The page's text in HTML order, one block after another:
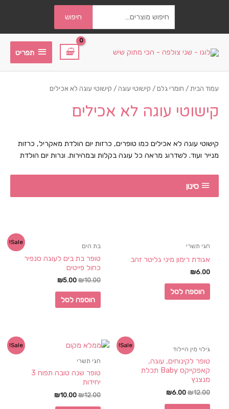
עבור:
חיפוש
תפריט
תפריט
עמוד הבית / חומרי גלם/ קישוטי עוגה/ קישוטי עוגה לא אכילים
קישוטי עוגה לא אכילים
קישוטי עוגה לא אכילים כמו טופרים, כרזות יום הולדת מאקריל, כרזות
מנייר ועוד. לשדרוג מראה כל עוגה בקלות ובמהירות. ונרות יום הולדת
סינון
חגי תשרי
אגודת רימון מיני גליטר זהב
₪6.00
הוספה לסל
Sale!
בת הים
טופר בת בים לעוגה סנפיר
כחול פייטים
₪10.00
₪5.00
הוספה לסל
Sale!
גילוי מין היילוד
טופר לקינוחים, עוגה,
קאפקייקס Baby תכלת
מנצנץ
₪12.00
₪6.00
Sale!
חגי תשרי
טופר שנה טובה תפוח 3
יחידות
₪12.00
₪10.00